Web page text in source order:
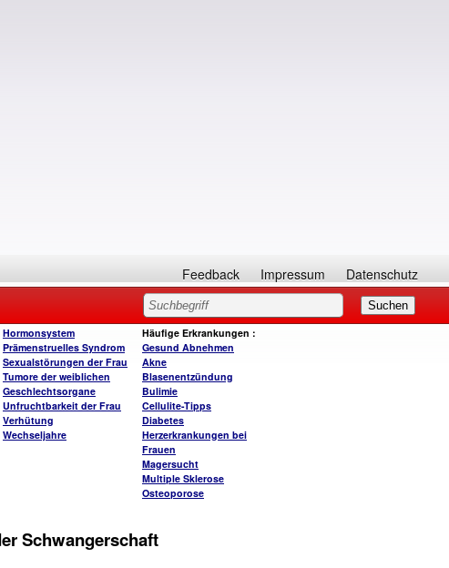
Feedback Impressum Datenschutz
Hormonsystem
Prämenstruelles Syndrom
Sexualstörungen der Frau
Tumore der weiblichen
Geschlechtsorgane
Unfruchtbarkeit der Frau
Verhütung
Wechseljahre
Häufige Erkrankungen :
Gesund Abnehmen
Akne
Blasenentzündung
Bulimie
Cellulite-Tipps
Diabetes
Herzerkrankungen bei
Frauen
Magersucht
Multiple Sklerose
Osteoporose
Schwangerschaft